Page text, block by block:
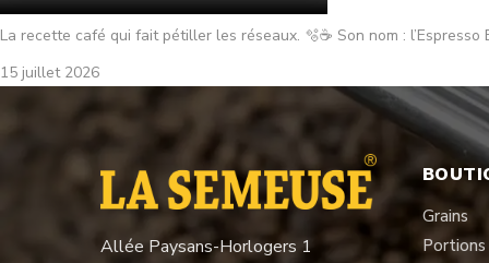
La recette café qui fait pétiller les réseaux. 🫧☕ Son nom : l’Espresso
15 juillet 2026
Allée Paysans-Horlogers 1
Grains